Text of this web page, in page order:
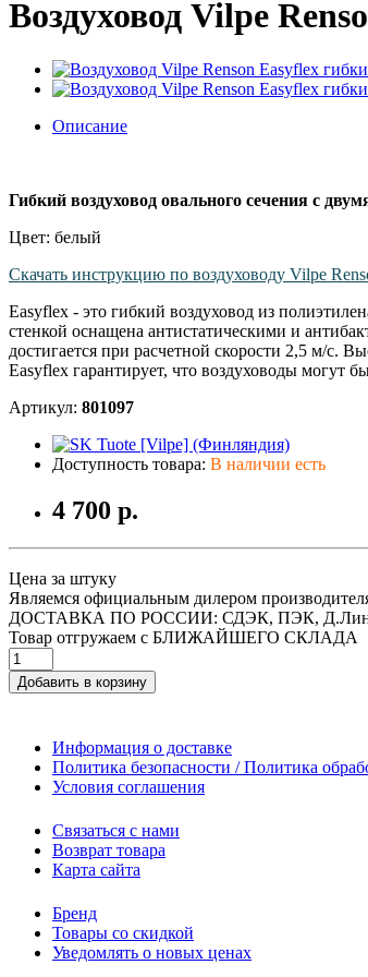
Воздуховод Vilpe
Описание
Гибкий воздуховод овального сечения с
Цвет: белый
Скачать инструкцию по воздуховоду Vilpe
Easyflex - это гибкий воздуховод из
стенкой оснащена антистатическими и
достигается при расчетной скорости 2,5 м/с.
Easyflex гарантирует, что воздуховоды могут
Артикул: 801097
Доступность товара: В наличии есть
4 700 р.
Цена за штуку
Являемся официальным дилером
ДОСТАВКА ПО РОССИИ: СДЭК, ПЭК,
Товар отгружаем с БЛИЖАЙШЕГО СКЛАДА
Добавить в корзину
Информация о доставке
Политика безопасности / Политика
Условия соглашения
Связаться с нами
Возврат товара
Карта сайта
Бренд
Товары со скидкой
Уведомлять о новых ценах